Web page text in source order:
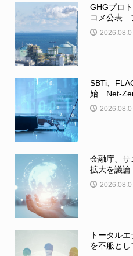
GHGプロ
コメ公表
SBTi、
始 Net-
金融庁、サ
拡大を議
トータル
を不服とし